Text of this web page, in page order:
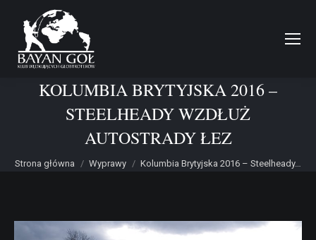
KOLUMBIA BRYTYJSKA 2016 –
STEELHEADY WZDŁUŻ
AUTOSTRADY ŁEZ
Jesteś tutaj:
Strona główna Wyprawy Kolumbia Brytyjska 2016 – Steelheady…